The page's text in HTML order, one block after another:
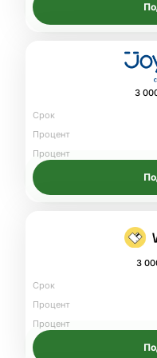
3
Срок
Процент
Процент
3
Срок
Процент
Процент